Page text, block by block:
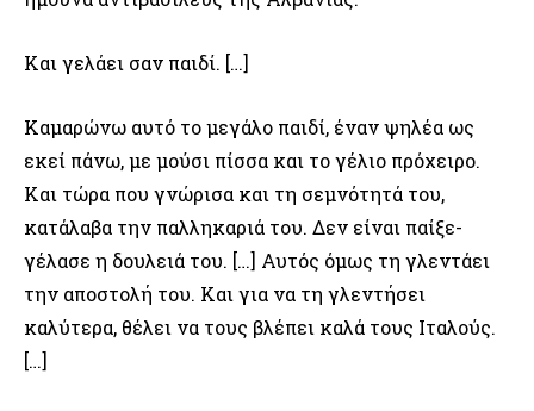
Και γελάει σαν παιδί. […]
Καμαρώνω αυτό το μεγάλο παιδί, έναν ψηλέα ως
εκεί πάνω, με μούσι πίσσα και το γέλιο πρόχειρο.
Και τώρα που γνώρισα και τη σεμνότητά του,
κατάλαβα την παλληκαριά του. Δεν είναι παίξε-
γέλασε η δουλειά του. […] Αυτός όμως τη γλεντάει
την αποστολή του. Και για να τη γλεντήσει
καλύτερα, θέλει να τους βλέπει καλά τους Ιταλούς.
[…]